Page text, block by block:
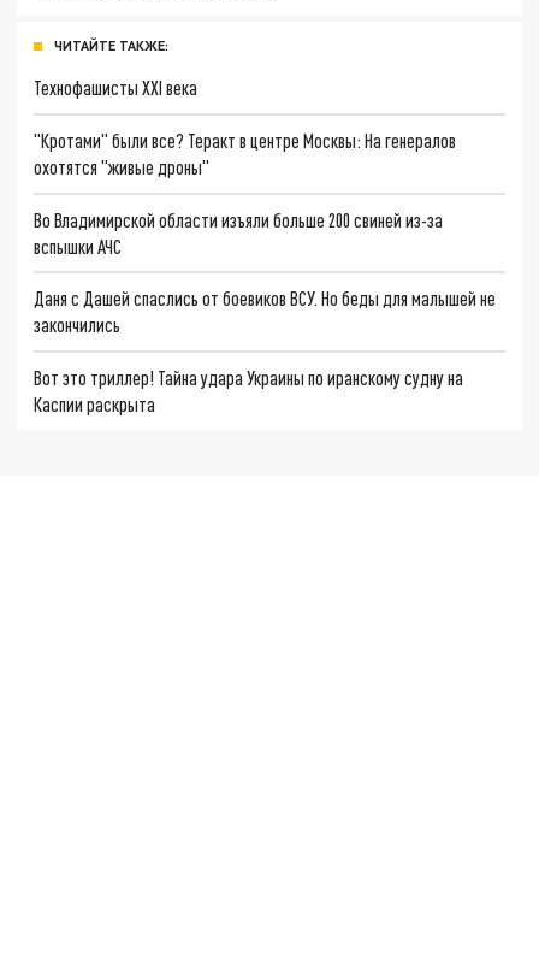
ЧИТАЙТЕ ТАКЖЕ:
Технофашисты XXI века
"Кротами" были все? Теракт в центре Москвы: На генералов
охотятся "живые дроны"
Во Владимирской области изъяли больше 200 свиней из-за
вспышки АЧС
Даня с Дашей спаслись от боевиков ВСУ. Но беды для малышей не
закончились
Вот это триллер! Тайна удара Украины по иранскому судну на
Каспии раскрыта